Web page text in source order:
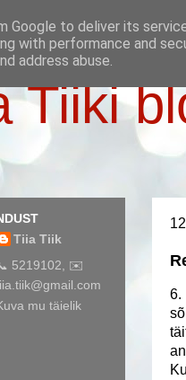
Tiiki
6.
Tiia Tiik
5219102, ✉️
mu täielik
Google to deliver its
with performance and
address abuse.